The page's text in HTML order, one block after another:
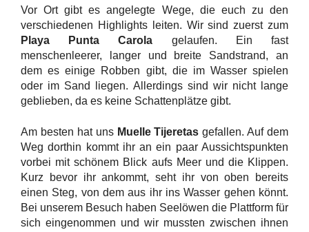
Vor Ort gibt es angelegte Wege, die euch zu den
verschiedenen Highlights leiten. Wir sind zuerst zum
Playa Punta Carola gelaufen. Ein fast
menschenleerer, langer und breite Sandstrand, an
dem es einige Robben gibt, die im Wasser spielen
oder im Sand liegen. Allerdings sind wir nicht lange
geblieben, da es keine Schattenplätze gibt.
Am besten hat uns Muelle Tijeretas gefallen. Auf dem
Weg dorthin kommt ihr an ein paar Aussichtspunkten
vorbei mit schönem Blick aufs Meer und die Klippen.
Kurz bevor ihr ankommt, seht ihr von oben bereits
einen Steg, von dem aus ihr ins Wasser gehen könnt.
Bei unserem Besuch haben Seelöwen die Plattform für
sich eingenommen und wir mussten zwischen ihnen